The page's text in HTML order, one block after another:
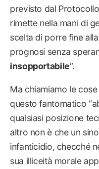
previsto dal
rimette nella mani di
scelta di porre fine
prognosi senza
insopportabile“.
Ma chiamiamo le
questo fantomatico
qualsiasi posizione
altro non è che un
infanticidio, checché
sua illiceità morale